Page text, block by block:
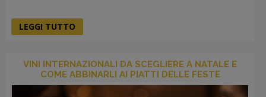
LEGGI TUTTO
VINI INTERNAZIONALI DA SCEGLIERE A NATALE E
COME ABBINARLI AI PIATTI DELLE FESTE